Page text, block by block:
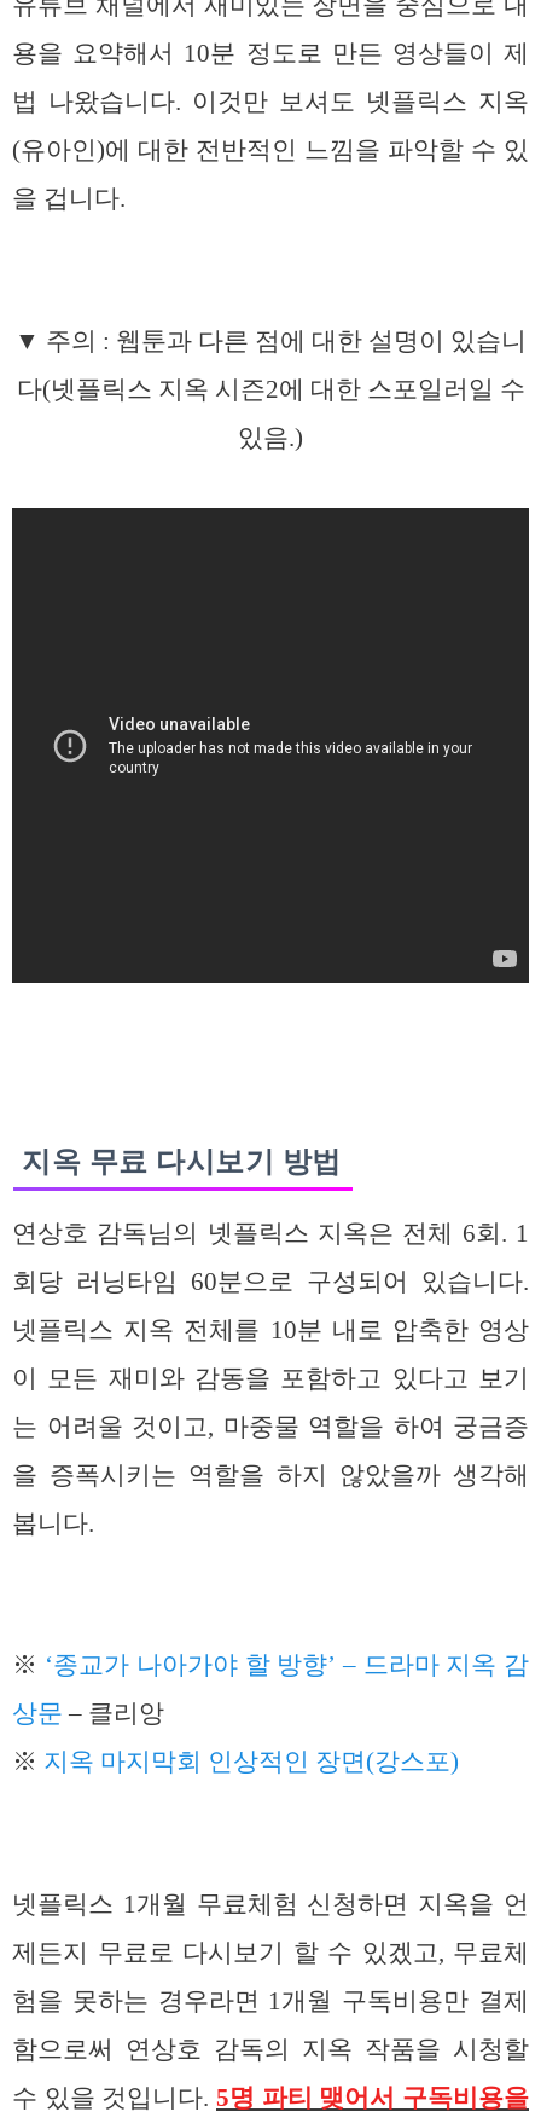
용을 요약해서 10분 정도로 만든 영상들이 제
법 나왔습니다. 이것만 보셔도 넷플릭스 지옥
(유아인)에 대한 전반적인 느낌을 파악할 수 있
을 겁니다.
▼ 주의 : 웹툰과 다른 점에 대한 설명이 있습니
다(넷플릭스 지옥 시즌2에 대한 스포일러일 수
있음.)
지옥 무료 다시보기 방법
연상호 감독님의 넷플릭스 지옥은 전체 6회. 1
회당 러닝타임 60분으로 구성되어 있습니다.
넷플릭스 지옥 전체를 10분 내로 압축한 영상
이 모든 재미와 감동을 포함하고 있다고 보기
는 어려울 것이고, 마중물 역할을 하여 궁금증
을 증폭시키는 역할을 하지 않았을까 생각해
봅니다.
※ ‘종교가 나아가야 할 방향’ – 드라마 지옥 감
상문 – 클리앙
※ 지옥 마지막회 인상적인 장면(강스포)
넷플릭스 1개월 무료체험 신청하면 지옥을 언
제든지 무료로 다시보기 할 수 있겠고, 무료체
험을 못하는 경우라면 1개월 구독비용만 결제
함으로써 연상호 감독의 지옥 작품을 시청할
수 있을 것입니다. 5명 파티 맺어서 구독비용을